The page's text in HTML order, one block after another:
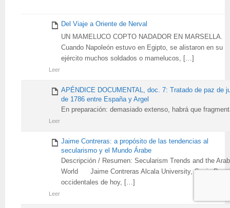
Del Viaje a Oriente de Nerval
UN MAMELUCO COPTO NADADOR EN MARSELLA.
Cuando Napoleón estuvo en Egipto, se alistaron en su
ejército muchos soldados o mamelucos, […]
Leer
APÉNDICE DOCUMENTAL, doc. 7: Tratado de paz de
de 1786 entre España y Argel
En preparación: demasiado extenso, habrá que
Leer
Jaime Contreras: a propósito de las tendencias al
secularismo y el Mundo Árabe
Descripción / Resumen: Secularism Trends and the Arab
World Jaime Contreras Alcala University, Spain Para
occidentales de hoy, […]
Leer